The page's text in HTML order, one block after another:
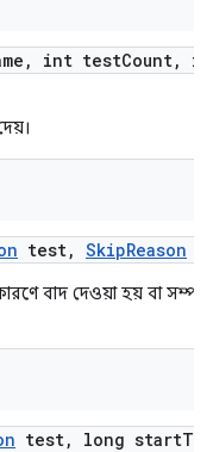
, int testCount,
test, SkipReason
বাদ দেওয়া হয় বা
test, long start